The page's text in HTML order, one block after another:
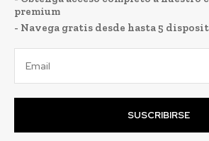
premium
- Navega gratis desde hasta 5
SUSCRIBIRSE